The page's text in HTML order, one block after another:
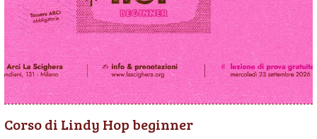
Corso di Lindy Hop beginner